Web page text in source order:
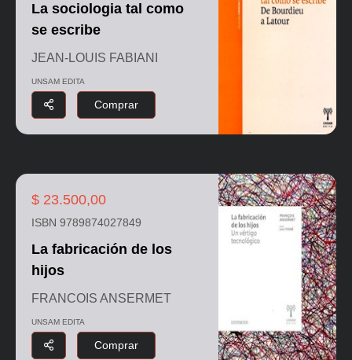
La sociologia tal como
se escribe
JEAN-LOUIS FABIANI
UNSAM EDITA
Comprar
$ 23.500,00
ISBN 9789874027849
La fabricación de los
hijos
FRANCOIS ANSERMET
UNSAM EDITA
Comprar